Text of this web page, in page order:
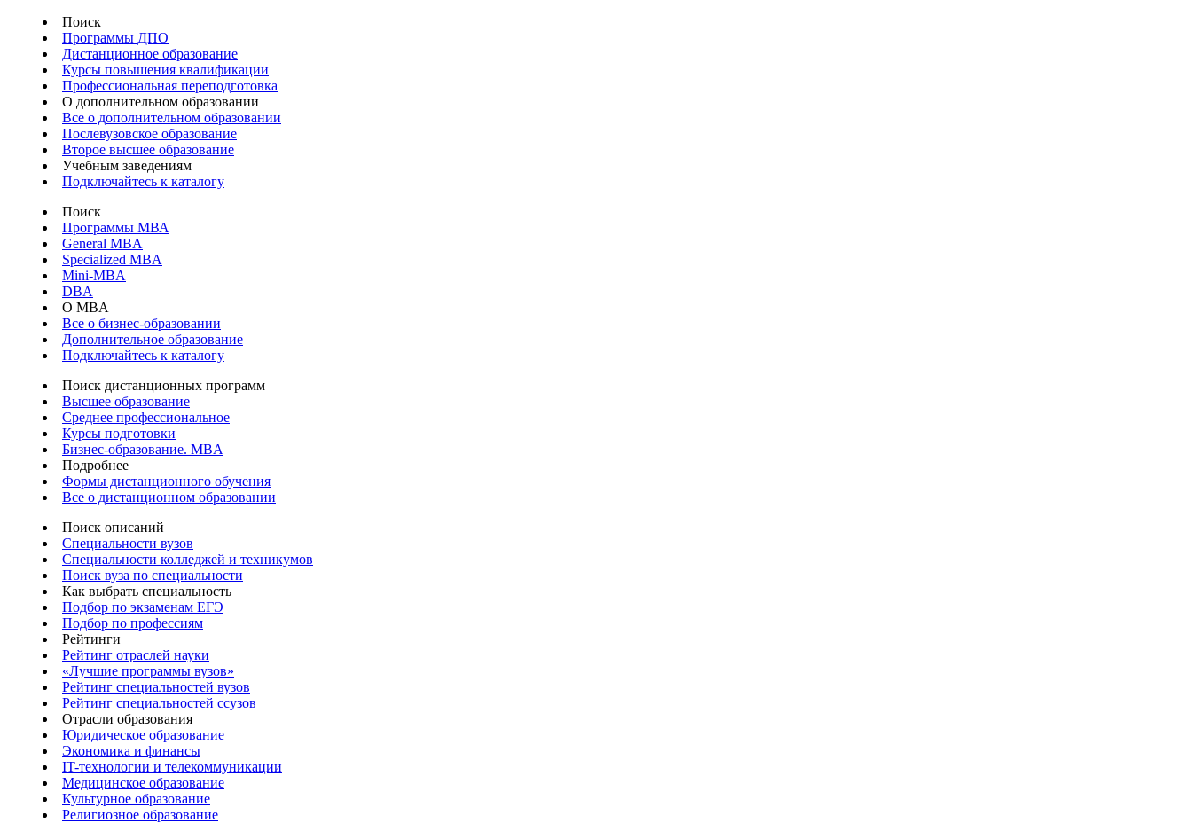
Поиск
Программы ДПО
Дистанционное образование
Курсы повышения квалификации
Профессиональная переподготовка
О дополнительном образовании
Все о дополнительном образовании
Послевузовское образование
Второе высшее образование
Учебным заведениям
Подключайтесь к каталогу
Поиск
Программы МВА
General MBA
Specialized MBA
Mini-MBA
DBA
О MBA
Все о бизнес-образовании
Дополнительное образование
Подключайтесь к каталогу
Поиск дистанционных программ
Высшее образование
Среднее профессиональное
Курсы подготовки
Бизнес-образование. MBA
Подробнее
Формы дистанционного обучения
Все о дистанционном образовании
Поиск описаний
Специальности вузов
Специальности колледжей и техникумов
Поиск вуза по специальности
Как выбрать специальность
Подбор по экзаменам ЕГЭ
Подбор по профессиям
Рейтинги
Рейтинг отраслей науки
«Лучшие программы вузов»
Рейтинг специальностей вузов
Рейтинг специальностей ссузов
Отрасли образования
Юридическое образование
Экономика и финансы
IT-технологии и телекоммуникации
Медицинское образование
Культурное образование
Религиозное образование